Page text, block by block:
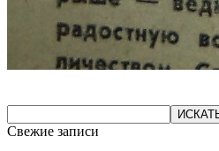
Свежие записи